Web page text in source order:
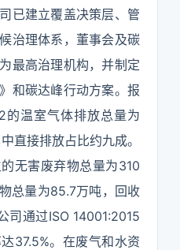
已建立覆盖决策层、管
治理体系，董事会及碳
最高治理机构，并制定
和碳达峰行动方案。报
的温室气体排放总量为
直接排放占比约九成。
无害废弃物总量为310
总量为85.7万吨，回收
司通过ISO 14001:2015
37.5%。在废气和水资